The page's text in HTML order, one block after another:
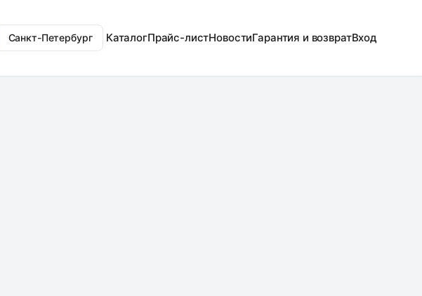
Санкт-Петербург КаталогПрайс-листНовостиГарантия и возвратВход